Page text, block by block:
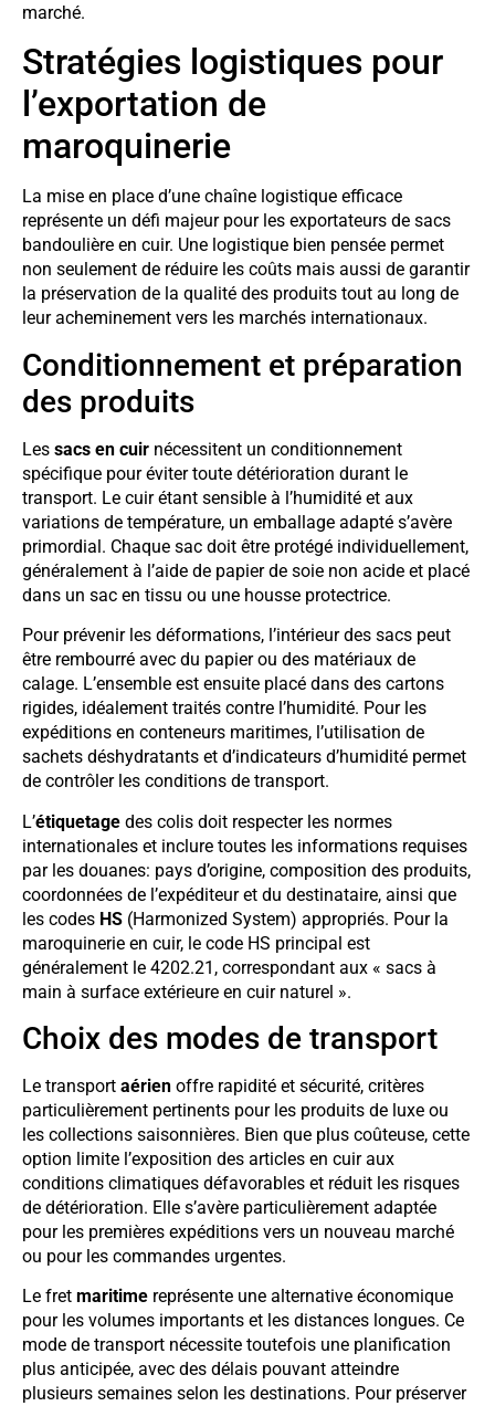
marché.
Stratégies logistiques pour
l’exportation de
maroquinerie
La mise en place d’une chaîne logistique efficace
représente un défi majeur pour les exportateurs de sacs
bandoulière en cuir. Une logistique bien pensée permet
non seulement de réduire les coûts mais aussi de garantir
la préservation de la qualité des produits tout au long de
leur acheminement vers les marchés internationaux.
Conditionnement et préparation
des produits
Les sacs en cuir nécessitent un conditionnement
spécifique pour éviter toute détérioration durant le
transport. Le cuir étant sensible à l’humidité et aux
variations de température, un emballage adapté s’avère
primordial. Chaque sac doit être protégé individuellement,
généralement à l’aide de papier de soie non acide et placé
dans un sac en tissu ou une housse protectrice.
Pour prévenir les déformations, l’intérieur des sacs peut
être rembourré avec du papier ou des matériaux de
calage. L’ensemble est ensuite placé dans des cartons
rigides, idéalement traités contre l’humidité. Pour les
expéditions en conteneurs maritimes, l’utilisation de
sachets déshydratants et d’indicateurs d’humidité permet
de contrôler les conditions de transport.
L’étiquetage des colis doit respecter les normes
internationales et inclure toutes les informations requises
par les douanes: pays d’origine, composition des produits,
coordonnées de l’expéditeur et du destinataire, ainsi que
les codes HS (Harmonized System) appropriés. Pour la
maroquinerie en cuir, le code HS principal est
généralement le 4202.21, correspondant aux « sacs à
main à surface extérieure en cuir naturel ».
Choix des modes de transport
Le transport aérien offre rapidité et sécurité, critères
particulièrement pertinents pour les produits de luxe ou
les collections saisonnières. Bien que plus coûteuse, cette
option limite l’exposition des articles en cuir aux
conditions climatiques défavorables et réduit les risques
de détérioration. Elle s’avère particulièrement adaptée
pour les premières expéditions vers un nouveau marché
ou pour les commandes urgentes.
Le fret maritime représente une alternative économique
pour les volumes importants et les distances longues. Ce
mode de transport nécessite toutefois une planification
plus anticipée, avec des délais pouvant atteindre
plusieurs semaines selon les destinations. Pour préserver